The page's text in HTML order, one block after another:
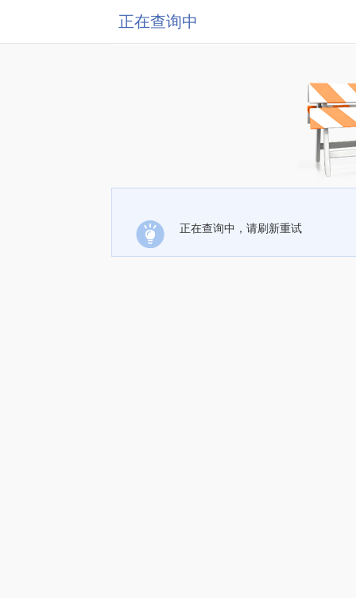
正在查询中
正在查询中，请刷新重试